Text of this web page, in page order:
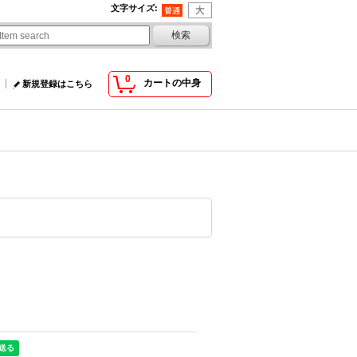
文字サイズ:
0 カートの中身
新規登録はこちら